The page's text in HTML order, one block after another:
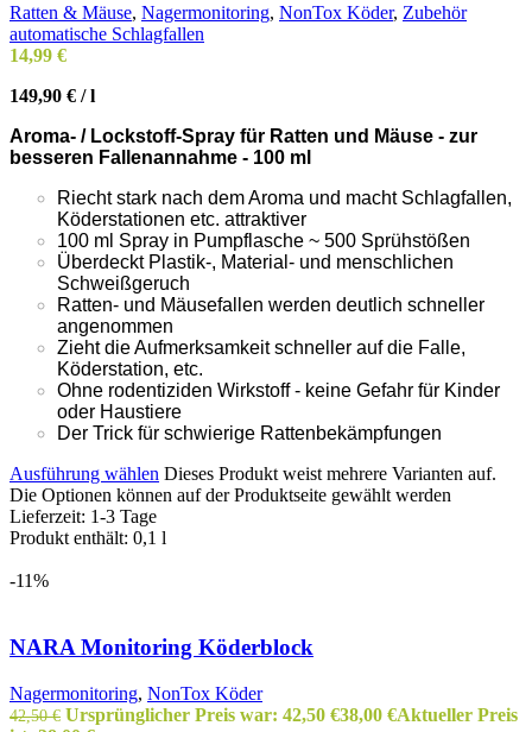
Ratten & Mäuse, Nagermonitoring, NonTox Köder, Zubehör
automatische Schlagfallen
14,99 €
149,90 € /l
Aroma- / Lockstoff-Spray für Ratten und Mäuse - zur
besseren Fallenannahme - 100 ml
Riecht stark nach dem Aroma und macht Schlagfallen,
Köderstationen etc. attraktiver
100 ml Spray in Pumpflasche ~ 500 Sprühstößen
Überdeckt Plastik-, Material- und menschlichen
Schweißgeruch
Ratten- und Mäusefallen werden deutlich schneller
angenommen
Zieht die Aufmerksamkeit schneller auf die Falle,
Köderstation, etc.
Ohne rodentiziden Wirkstoff - keine Gefahr für Kinder
oder Haustiere
Der Trick für schwierige Rattenbekämpfungen
Ausführung wählen Dieses Produkt weist mehrere Varianten auf.
Die Optionen können auf der Produktseite gewählt werden
Lieferzeit: 1-3 Tage
Produkt enthält: 0,1 l
-11%
NARA Monitoring Köderblock
Nagermonitoring, NonTox Köder
42,50€ Ursprünglicher Preis war: 42,50 €38,00 €Aktueller Preis